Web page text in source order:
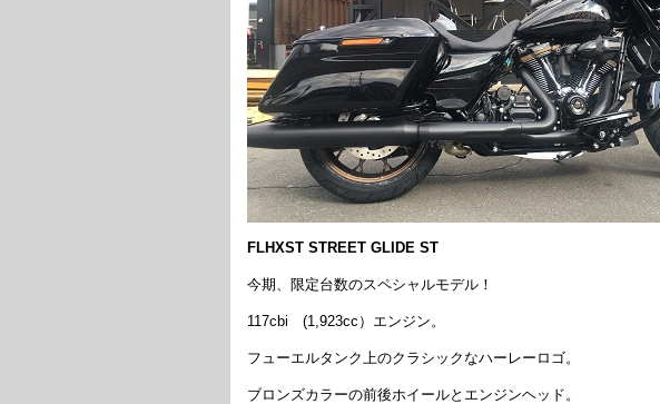
FLHXST STREET GLIDE ST
今期、限定台数のスペシャルモデル！
117cbi (1,923cc）エンジン。
フューエルタンク上のクラシックなハーレーロゴ。
ブロンズカラーの前後ホイールとエンジンヘッド。